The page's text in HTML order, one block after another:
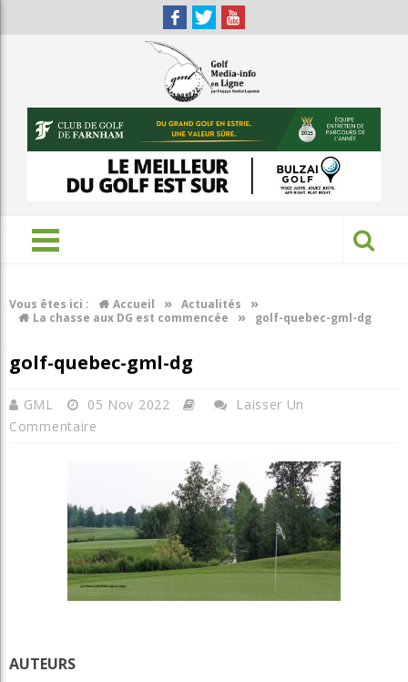
Vous êtes ici : Accueil » Actualités »
La chasse aux DG est commencée » golf-quebec-gml-dg
golf-quebec-gml-dg
GML 05 Nov 2022
Laisser Un
Commentaire
AUTEURS